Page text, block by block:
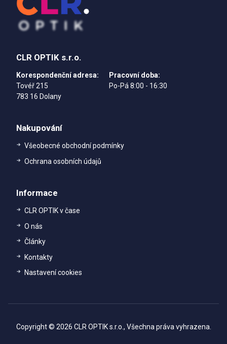
CLR OPTIK s.r.o.
Korespondenční adresa:
Tovéř 215
783 16 Dolany
Pracovní doba:
Po-Pá 8:00 - 16:30
Nakupování
Všeobecné obchodní podmínky
Ochrana osobních údajů
Informace
CLR OPTIK v čase
O nás
Články
Kontakty
Nastavení cookies
Copyright © 2026 CLR OPTIK s.r.o., Všechna práva vyhrazena.